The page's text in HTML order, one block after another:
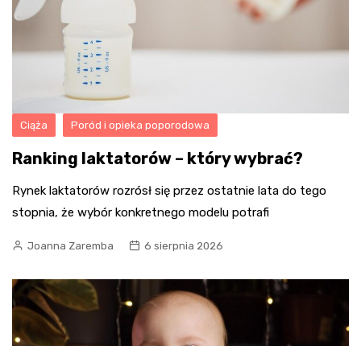
Ciąża Poród i opieka poporodowa
Ranking laktatorów – który wybrać?
Rynek laktatorów rozrósł się przez ostatnie lata do tego
stopnia, że wybór konkretnego modelu potrafi
Joanna Zaremba 6 sierpnia 2026